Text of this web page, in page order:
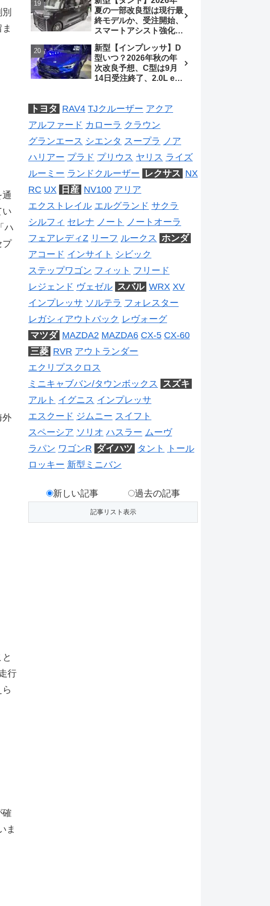
い
ハ
プ
外
行
確
ま
2026年5月6日マイナー
チェンジ、価格 NOAH
326万1500円、VOXY
375万1000円、特別仕様
車 WxBと煌の追加に期
待、S-Zに12.3インチメ
ーター
夏の一部改良型は現行最
終モデルか、受注開始、
スマートアシスト強化と
フルモデルチェンジ予想
【ダイハツ最新情報】
新型【インプレッサ】D
型いつ？2026年秋の年
次改良予想、C型は9月
14日受注終了、2.0L e-
予想【スバル最新情報】
トヨタ RAV4 TJクルーザー アクア
アルファード カローラ クラウン
グランエース シエンタ スープラ
ノア
ハリアー プラド プリウス ヤリス ライズ
ルーミー ランドクルーザー レクサス NX
RC UX 日産 NV100 アリア
エクストレイル エルグランド サクラ
シルフィ セレナ ノート
ノートオーラ
フェアレディZ リーフ ルークス ホンダ
アコード インサイト シビック
ステップワゴン フィット フリード
レジェンド ヴェゼル スバル WRX XV
インプレッサ ソルテラ フォレスター
レガシィアウトバック レヴォーグ
マツダ MAZDA2 MAZDA6 CX-5 CX-60
三菱 RVR アウトランダー
エクリプスクロス
ミニキャブバン/タウンボックス
スズキ
アルト イグニス インプレッサ
エスクード ジムニー スイフト
スペーシア ソリオ ハスラー ムーヴ
ラパン ワゴンR ダイハツ タント
トール
ロッキー 新型ミニバン
新しい記事 過去の記事